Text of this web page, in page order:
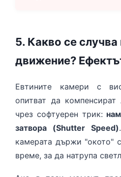
5. Какво се
движение?
Евтините камери с
опитват да компенсират
чрез софтуерен трик:
затвора (Shutter Speed)
камерата държи "окото"
време, за да натрупа